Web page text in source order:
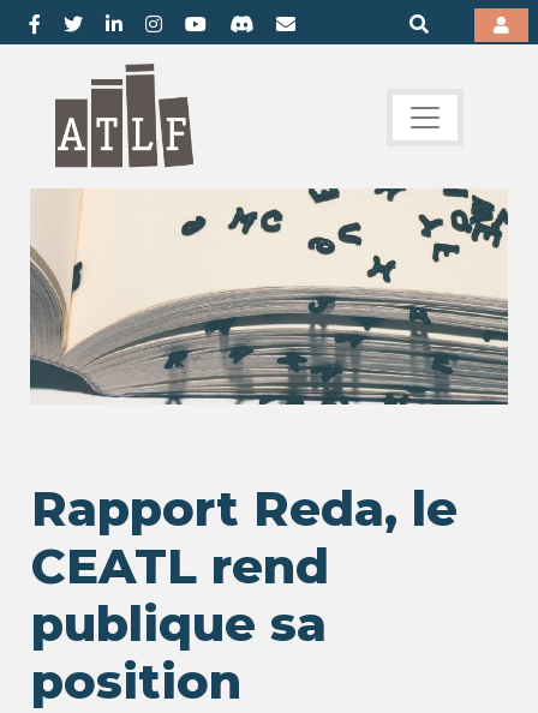
Rapport Reda, le
CEATL rend
publique sa
position